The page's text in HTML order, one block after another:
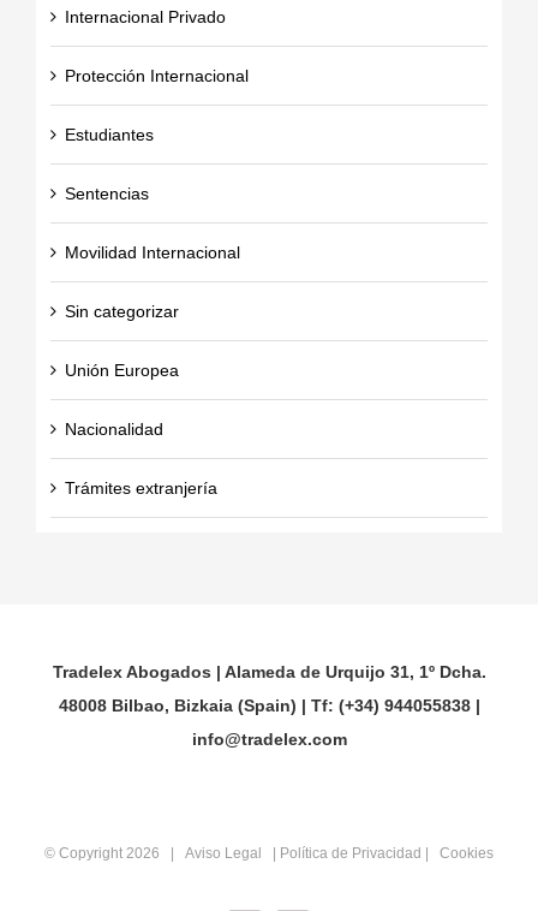
Internacional Privado
Protección Internacional
Estudiantes
Sentencias
Movilidad Internacional
Sin categorizar
Unión Europea
Nacionalidad
Trámites extranjería
Tradelex Abogados | Alameda de Urquijo 31, 1º Dcha.
48008 Bilbao, Bizkaia (Spain) | Tf: (+34) 944055838 |
info@tradelex.com
© Copyright 2026 | Aviso Legal Política de Privacidad Cookies